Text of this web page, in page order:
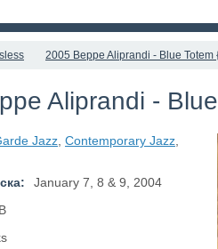
2005 Beppe Aliprandi - Blue Totem
Aliprandi -
Jazz Contemporary Jazz
January 7, 8 & 9, 2004